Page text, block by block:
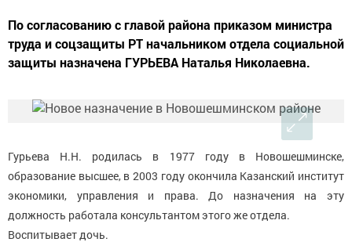
По согласованию с главой района приказом министра
труда и соцзащиты РТ начальником отдела социальной
защиты назначена ГУРЬЕВА Наталья Николаевна.
Гурьева Н.Н. родилась в 1977 году в Новошешминске,
образование высшее, в 2003 году окончила Казанский институт
экономики, управления и права. До назначения на эту
должность работала консультантом этого же отдела.
Воспитывает дочь.